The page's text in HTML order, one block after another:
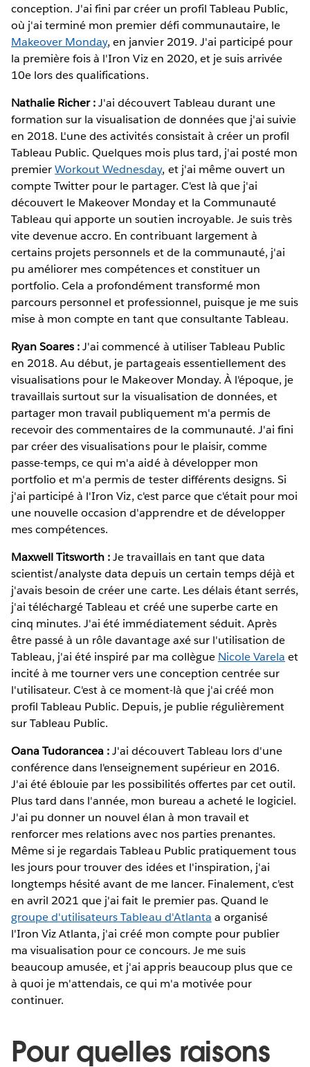
conception. J'ai fini par créer un profil Tableau Public,
où j'ai terminé mon premier défi communautaire, le
Makeover Monday, en janvier 2019. J'ai participé pour
la première fois à l'Iron Viz en 2020, et je suis arrivée
10e lors des qualifications.
Nathalie Richer :J'ai découvert Tableau durant une
formation sur la visualisation de données que j'ai suivie
en 2018. L'une des activités consistait à créer un profil
Tableau Public. Quelques mois plus tard, j'ai posté mon
premierWorkout Wednesday, et j'ai même ouvert un
compte Twitter pour le partager. C'est là que j'ai
découvert le Makeover Monday et la Communauté
Tableau qui apporte un soutien incroyable. Je suis très
vite devenue accro. En contribuant largement à
certains projets personnels et de la communauté, j'ai
pu améliorer mes compétences et constituer un
portfolio. Cela a profondément transformé mon
parcours personnel et professionnel, puisque je me suis
mise à mon compte en tant que consultante Tableau.
Ryan Soares :J'ai commencé à utiliser Tableau Public
en 2018. Au début, je partageais essentiellement des
visualisations pour le Makeover Monday. À l'époque, je
travaillais surtout sur la visualisation de données, et
partager mon travail publiquement m'a permis de
recevoir des commentaires de la communauté. J'ai fini
par créer des visualisations pour le plaisir, comme
passe-temps, ce qui m'a aidé à développer mon
portfolio et m'a permis de tester différents designs. Si
j'ai participé à l'Iron Viz, c'est parce que c'était pour moi
une nouvelle occasion d'apprendre et de développer
mes compétences.
Maxwell Titsworth :Je travaillais en tant que data
scientist/analyste data depuis un certain temps déjà et
j'avais besoin de créer une carte. Les délais étant serrés,
j'ai téléchargé Tableau et créé une superbe carte en
cinq minutes. J'ai été immédiatement séduit. Après
être passé à un rôle davantage axé sur l'utilisation de
Tableau, j'ai été inspiré par ma collègue Nicole Varela et
incité à me tourner vers une conception centrée sur
l'utilisateur. C'est à ce moment-là que j'ai créé mon
profil Tableau Public. Depuis, je publie régulièrement
sur Tableau Public.
Oana Tudorancea :J'ai découvert Tableau lors d'une
conférence dans l'enseignement supérieur en 2016.
J'ai été éblouie par les possibilités offertes par cet outil.
Plus tard dans l'année, mon bureau a acheté le logiciel.
J'ai pu donner un nouvel élan à mon travail et
renforcer mes relations avec nos parties prenantes.
Même si je regardais Tableau Public pratiquement tous
les jours pour trouver des idées et l'inspiration, j'ai
longtemps hésité avant de me lancer. Finalement, c'est
en avril 2021 que j'ai fait le premier pas. Quand le
groupe d'utilisateurs Tableau d'Atlanta a organisé
l'Iron Viz Atlanta, j'ai créé mon compte pour publier
ma visualisation pour ce concours. Je me suis
beaucoup amusée, et j'ai appris beaucoup plus que ce
à quoi je m'attendais, ce qui m'a motivée pour
continuer.
Pour quelles raisons